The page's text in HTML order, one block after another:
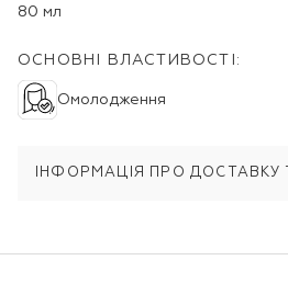
80 мл
ОСНОВНІ ВЛАСТИВОСТІ:
Омолодження
ІНФОРМАЦІЯ ПРО ДОСТАВКУ